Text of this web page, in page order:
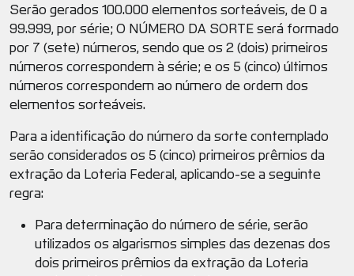
Serão gerados 100.000 elementos sorteáveis, de 0 a
99.999, por série; O NÚMERO DA SORTE será formado
por 7 (sete) números, sendo que os 2 (dois) primeiros
números correspondem à série; e os 5 (cinco) últimos
números correspondem ao número de ordem dos
elementos sorteáveis.
Para a identificação do número da sorte contemplado
serão considerados os 5 (cinco) primeiros prêmios da
extração da Loteria Federal, aplicando-se a seguinte
regra:
Para determinação do número de série, serão
utilizados os algarismos simples das dezenas dos
dois primeiros prêmios da extração da Loteria